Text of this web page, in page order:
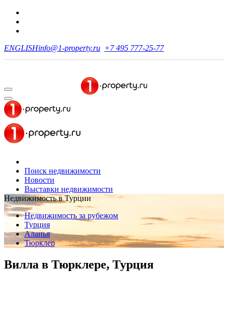
ENGLISHinfo@1-property.ru +7 495 777-25-77
Поиск недвижимости
Новости
Выставки недвижимости
Недвижимость в Турции
Недвижимость за рубежом
Турция
Аланья
Тюрклер
Вилла в Тюрклере, Турция